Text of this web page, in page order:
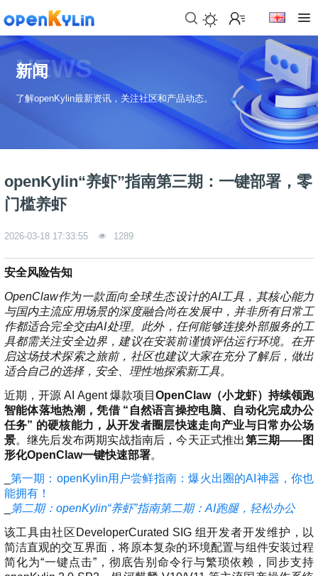
>
下
载
>
下
载
镜
像
应
用
镜
下
载
>
社
>
于
区
区
介
绍
区
交
流
社
区
架
数
字
看
板
行
守
则
品
牌
使
用
指
>
会
员
社
区
会
员
高
专
区
C
L
A
署
>
S
I
G
中
S
I
G
介
加
入
S
I
G
S
I
>
用
户
组
用
户
组
加
入
用
户
>
贡
贡
献
攻
>
成
>
态
>
态
新
闻
态
社
区
月
刊
活
日
历
活
动
会
员
沙
龙
高
沙
龙
开
发
者
赛
/
活
动
版
本
共
>
大
赛
研
生
大
赛
麒
麟
大
赛
开
放
原
子
大
>
流
社
区
论
邮
件
列
表
>
大
会
开
发
者
大
会
(
2
习
学
习
在
线
课
程
文
中
心
>
人
才
认
证
社
区
人
才
认
开
>
规
范
开
/
打
包
规
范
>
台
软
件
包
译
平
台
发
行
构
建
>
源
码
代
码
库
>
支
持
>
持
兼
容
适
安
全
漏
洞
兼
容
衍
>
协
议
与
声
明
软
件
上
架
NEWS
新闻
了解openKylin最新资讯，关注社区和产品动态。
openKylin“养虾”指南第三期：一键部署，零
门槛养虾
2026-03-18 17:33:55 1289
安全风险告知
OpenClaw作为一款面向全球生态设计的AI工具，其核心能力
与国内主流应用场景的深度融合尚在发展中，并非所有日常工
作都适合完全交由AI处理。此外，任何能够连接外部服务的工
具都需关注安全边界，建议在安装前谨慎评估运行环境。在开
启这场技术探索之旅前，社区也建议大家在充分了解后，做出
适合自己的选择，安全、理性地探索新工具。
近期，开源 AI Agent 爆款项目OpenClaw（小龙虾）持续领跑
智能体落地热潮，凭借 “自然语言操控电脑、自动化完成办公
任务” 的硬核能力，从开发者圈层快速走向产业与日常办公场
景。继先后发布两期实战指南后，今天正式推出第三期——图
形化OpenClaw一键快速部署。
第一期：openKylin用户尝鲜指南：爆火出圈的AI神器，你也
能拥有！
第二期：openKylin“养虾”指南第二期：AI跑腿，轻松办公
该工具由社区DeveloperCurated SIG 组开发者开发维护，以
简洁直观的交互界面，将原本复杂的环境配置与组件安装过程
简化为“一键点击”，彻底告别命令行与繁琐依赖，同步支持